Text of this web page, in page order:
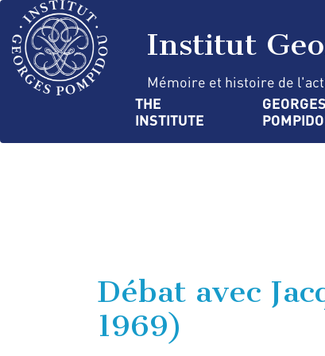
Skip
main
content
Institut
Mémoire et histoire de
Navigation
principale
THE
INSTITUTE
GEORGES
Débat avec
1969)
Cookies management panel